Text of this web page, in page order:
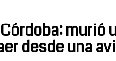
murió
desde una